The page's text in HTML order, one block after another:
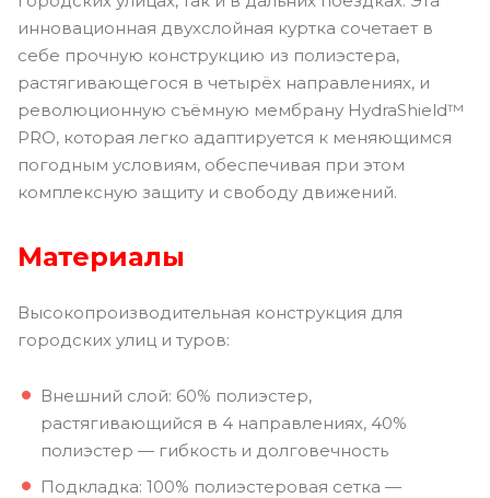
инновационная двухслойная куртка сочетает в
себе прочную конструкцию из полиэстера,
растягивающегося в четырёх направлениях, и
революционную съёмную мембрану HydraShield™
PRO, которая легко адаптируется к меняющимся
погодным условиям, обеспечивая при этом
комплексную защиту и свободу движений.
Материалы
Высокопроизводительная конструкция для
городских улиц и туров:
Внешний слой: 60% полиэстер,
растягивающийся в 4 направлениях, 40%
полиэстер — гибкость и долговечность
Подкладка: 100% полиэстеровая сетка —